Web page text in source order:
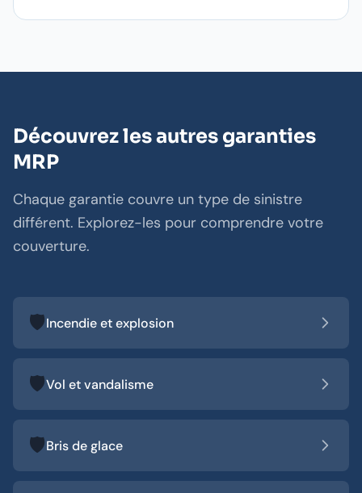
Découvrez les autres garanties
MRP
Chaque garantie couvre un type de sinistre
différent. Explorez-les pour comprendre votre
couverture.
🛡️Incendie et explosion
🛡️Vol et vandalisme
🛡️Bris de glace